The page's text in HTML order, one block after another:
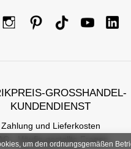
GROSSHANDEL-K
UNDENDIENST
Zahlung und Lieferkosten
- Häufig gestellte Fragen
um den ordnungsgemäßen